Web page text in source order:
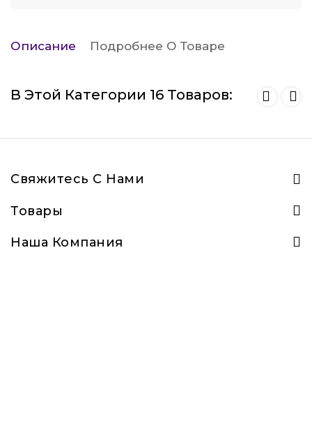
Описание Подробнее О Товаре
В Этой Категории 16 Товаров:
Свяжитесь С Нами
Товары
Наша Компания